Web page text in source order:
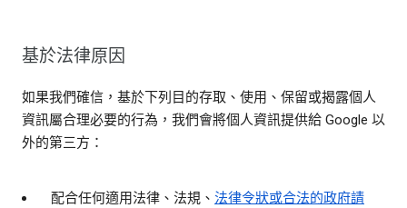
基於法律原因
如果我們確信，基於下列目的存取、使用、保留或揭露個人
資訊屬合理必要的行為，我們會將個人資訊提供給 Google 以
外的第三方：
配合任何適用法律、法規、 法律令狀或合法的政府請